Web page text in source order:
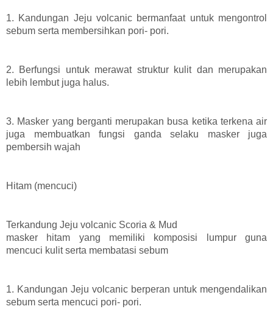
1. Kandungan Jeju volcanic bermanfaat untuk mengontrol
sebum serta membersihkan pori- pori.
2. Berfungsi untuk merawat struktur kulit dan merupakan
lebih lembut juga halus.
3. Masker yang berganti merupakan busa ketika terkena air
juga membuatkan fungsi ganda selaku masker juga
pembersih wajah
Hitam (mencuci)
Terkandung Jeju volcanic Scoria & Mud
masker hitam yang memiliki komposisi lumpur guna
mencuci kulit serta membatasi sebum
1. Kandungan Jeju volcanic berperan untuk mengendalikan
sebum serta mencuci pori- pori.